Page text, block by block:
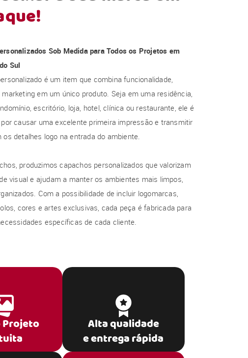
Sob Medida para Todos os Projetos em
Sul
é um item que combina funcionalidade,
em um único produto. Seja em uma residência,
escritório, loja, hotel, clínica ou restaurante, ele é
causar uma excelente primeira impressão e transmitir
os detalhes logo na entrada do ambiente.
produzimos capachos personalizados que valorizam
visual e ajudam a manter os ambientes mais limpos,
Com a possibilidade de incluir logomarcas,
cores e artes exclusivas, cada peça é fabricada para
específicas de cada cliente.
Alta qualidade
e entrega rápida